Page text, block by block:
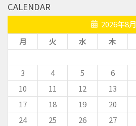
CALENDAR
2026年8月
月
火 水 木
3
4 5 6
10
11 12 13
17
18 19 20
24
25 26 27